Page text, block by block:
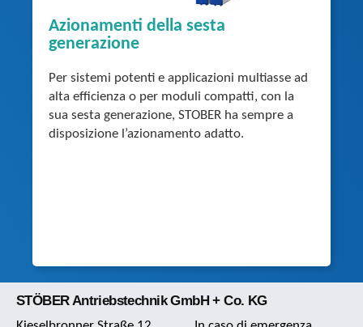
Azionamenti della sesta
generazione
Per sistemi potenti e applicazioni multiasse ad
alta efficienza o per moduli compatti, con la
sua sesta generazione, STOBER ha sempre a
disposizione l’azionamento adatto.
STÖBER Antriebstechnik GmbH + Co. KG